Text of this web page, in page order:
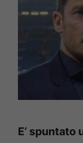
E’ spuntato